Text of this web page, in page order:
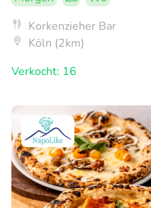
Korkenzieher Bar
Köln (2km)
Verkocht: 16